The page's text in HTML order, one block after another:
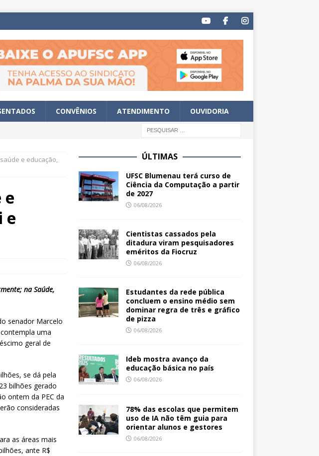
CONVÊNIOS ATENDIMENTO OUVIDORIA
e educação,
e
e
na Saúde,
senador Marcelo
uma
geral de
se dá pela
bilhões gerado
ontem da PEC da
consideradas
as áreas mais
ante R$
ÚLTIMAS
UFSC Blumenau terá curso de
Ciência da Computação a partir
de 2027
06/08/2026
Cientistas cassados pela
ditadura viram pesquisadores
eméritos da Fiocruz
06/08/2026
Estudantes da rede pública
concluem o ensino médio sem
dominar regra de três e gráfico
de pizza
06/08/2026
Ideb mostra avanço da
educação básica no país
06/08/2026
78% das escolas que permitem
uso de IA não têm guia para
orientar alunos e gestores
06/08/2026